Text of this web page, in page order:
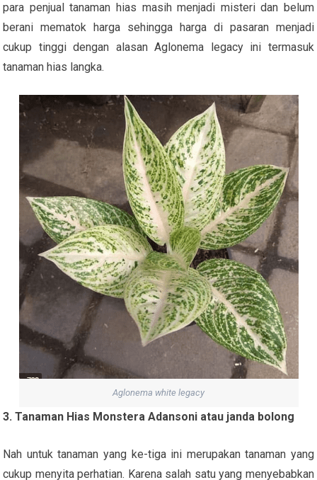
para penjual tanaman hias masih menjadi misteri dan belum
berani mematok harga sehingga harga di pasaran menjadi
cukup tinggi dengan alasan Aglonema legacy ini termasuk
tanaman hias langka.
Aglonema white legacy
3. Tanaman Hias Monstera Adansoni atau janda bolong
Nah untuk tanaman yang ke-tiga ini merupakan tanaman yang
cukup menyita perhatian. Karena salah satu yang menyebabkan